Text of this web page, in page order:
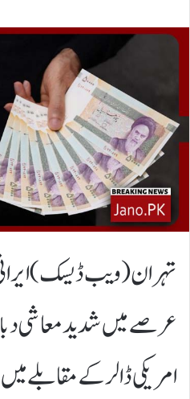
تہران(ویب ڈیسک)
عرصے میں شدید معاشی
امریکی ڈالر کے مقابلے